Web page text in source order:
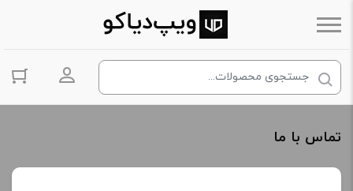
ورود به
تماس با ما